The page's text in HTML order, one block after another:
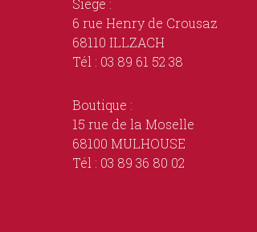
Siège :
6 rue Henry de Crousaz
68110 ILLZACH
Tél : 03 89 61 52 38
Boutique :
15 rue de la Moselle
68100 MULHOUSE
Tél : 03 89 36 80 02